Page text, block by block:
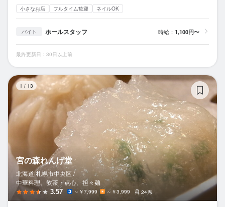
小さなお店 フルタイム歓迎 ネイルOK
バイト ホールスタッフ 時給： 1,100円〜
最終更新日：30日以上前
1 / 13
宮の森れんげ堂
北海道 札幌市中央区 /
中華料理、飲茶・点心、担々麺
3.57 ～￥7,999 ～￥3,999 24席